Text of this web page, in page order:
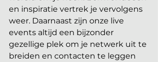
en inspiratie vertrek je vervolgens
weer. Daarnaast zijn onze live
events altijd een bijzonder
gezellige plek om je netwerk uit te
breiden en contacten te leggen